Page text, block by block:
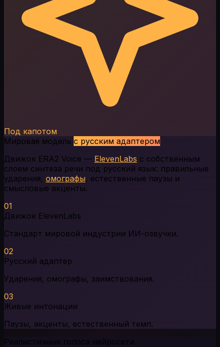
Под капотом
Мировая модель с русским адаптером
Движок ERA2 Voice — ElevenLabs с собственным
слоем синтеза речи под русский язык: правильные
ударения, омографы, естественные паузы и
смысловые акценты.
01
Движок ElevenLabs
Стандарт мировой индустрии ИИ-озвучки.
02
Русский адаптер
Ударения, омографы, заимствования.
03
Живые интонации
Паузы, акценты, естественный темп.
Реалистичные голоса нейросети